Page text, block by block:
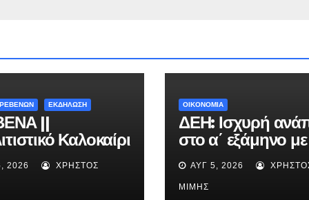
ΕΚΔΗΛΩΣΗ
||
Καλοκαίρι
: Θερινό Σινεμά
βραβευμένη
«Μικρές
2026 ΧΡΉΣΤΟΣ
ΟΙΚΟΝΟΜΙΑ
ΔΕΗ: Ισχυρή
στο α΄ εξάμηνο με
προσαρμοσμένο
EBITDA στα €1,2
ΑΥΓ 5, 2026
ΜΊΜΗΣ